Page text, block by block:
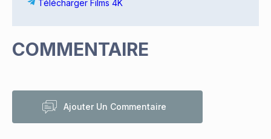
Télécharger Films 4K
COMMENTAIRE
Ajouter Un Commentaire